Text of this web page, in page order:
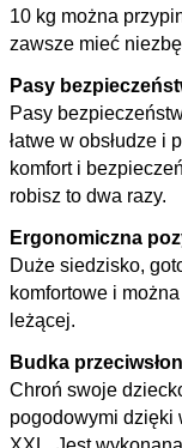
10 kg można
zawsze mieć
Pasy
Pasy
łatwe w obsłudze i
komfort i
robisz to dwa razy.
Ergonomiczna
Duże siedzisko,
komfortowe i
leżącej.
Budka
Chroń swoje
pogodowymi dzięki